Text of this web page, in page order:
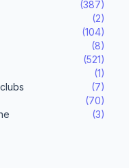
(387)
(2)
(104)
(8)
(521)
(1)
(7)
(70)
(3)